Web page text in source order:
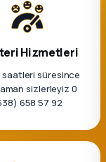
Hizmetleri
saatleri süresince
sizlerleyiz 0
658 57 92